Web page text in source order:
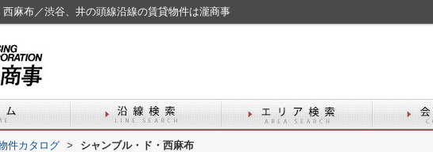
西麻布／渋谷、井の頭線沿線の賃貸物件は瀧商事
件カタログ > シャンブル・ド・西麻布